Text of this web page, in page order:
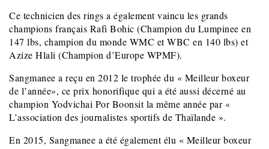
Ce technicien des rings a également vaincu les grands
champions français Rafi Bohic (Champion du Lumpinee en
147 lbs, champion du monde WMC et WBC en 140 lbs) et
Azize Hlali (Champion d’Europe WPMF).
Sangmanee a reçu en 2012 le trophée du « Meilleur boxeur
de l’année», ce prix honorifique qui a été aussi décerné au
champion Yodvichai Por Boonsit la même année par «
L’association des journalistes sportifs de Thaïlande ».
En 2015, Sangmanee a été également élu « Meilleur boxeur